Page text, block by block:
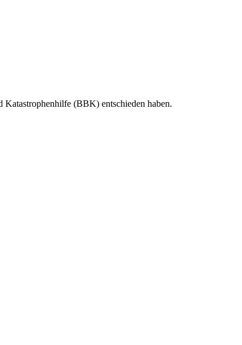
Katastrophenhilfe (BBK) entschieden haben.